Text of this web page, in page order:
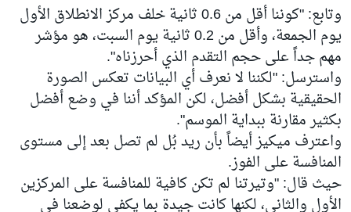
وتابع: "كوننا أقل من 0.6 ثانية خلف مركز الانطلاق الأول
يوم الجمعة، وأقل من 0.2 ثانية يوم السبت، هو مؤشر
مهم جداً على حجم التقدم الذي أحرزناه".
واسترسل: "لكننا لا نعرف أي البيانات تعكس الصورة
الحقيقية بشكل أفضل، لكن المؤكد أننا في وضع أفضل
بكثير مقارنة ببداية الموسم".
واعترف ميكيز أيضاً بأن ريد بُل لم تصل بعد إلى مستوى
المنافسة على الفوز.
حيث قال: "وتيرتنا لم تكن كافية للمنافسة على المركزين
الأول والثاني، لكنها كانت جيدة بما يكفي لوضعنا في